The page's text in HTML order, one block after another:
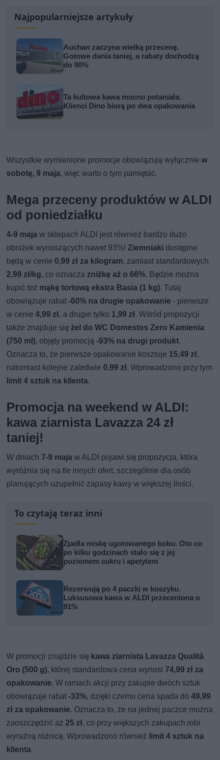
Najpopularniejsze artykuły
Auchan zaczyna wielką przecenę.
Gotowe dania taniej, a rabaty dochodzą
do 90%
Ta kultowa kawa mocno potaniała.
Klienci Dino biorą po dwa opakowania
Wszystkie wymienione promocje obowiązują wyłączniew
sobotę, 9 maja, więc warto o tym pamiętać.
Mega przeceny produktów w ALDI
od poniedziałku
4-9 maja w sklepach ALDI jest również bardzo dużo
obniżek wynoszących nawet 93%!Ziemniaki dostępne
będą w cenie 0,99 zł za kilogram, zamiast standardowych
2,99 zł/kg, co oznacza zniżkę aż o 66%. Będzie można
kupić też mąkę tortową ekstra Basia (1 kg). Tutaj
obowiązuje rabat-60% na drugie opakowanie - pierwsze
w cenie4,99 zł, a drugie tylko 1,99 zł. Wśród propozycji
także znajduje się żel do WC Domestos Zero Kamienia
(750 ml), objęty promocją-93% na drugi produkt.
Oznacza to, że pierwsze opakowanie kosztuje 15,49 zł,
natomiast kolejne zaledwie 0,99 zł. Wprowadzono przy tym
limit 4 sztuk na klienta.
Promocja na weekend w ALDI:
kawa ziarnista Lavazza 24 zł
taniej!
W dniach 7-9 maja w ALDI pojawi się propozycja, która
wyróżnia się na tle innych ofert, szczególnie dla osób
planujących uzupełnić zapasy kawy w większej ilości.
To czytają teraz inni
Zjadła miskę ugotowanego bobu. Oto co
po kilku godzinach stało się z jej
poziomem cukru i apetytem
Rezerwują po 4 paczki w koszyku.
Luksusowa kawa w ALDI przeceniona o
91%
W promocji znajdzie się kawa ziarnista Lavazza Qualità
Oro (500 g), której standardowa cena wynosi 74,99 zł za
opakowanie. W ramach akcji przy zakupie dwóch sztuk
obowiązuje rabat-33%, dzięki czemu cena spada do49,99
zł za opakowanie. Oznacza to, że na jednej paczce można
zaoszczędzić aż25 zł, co przy większych zakupach robi
wyraźną różnicę. Wprowadzono również limit 4 sztuk na
klienta.